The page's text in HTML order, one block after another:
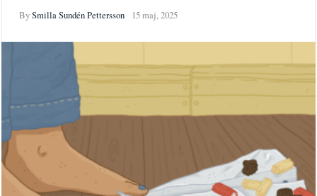
BySmilla Sundén Pettersson 15 maj, 2025